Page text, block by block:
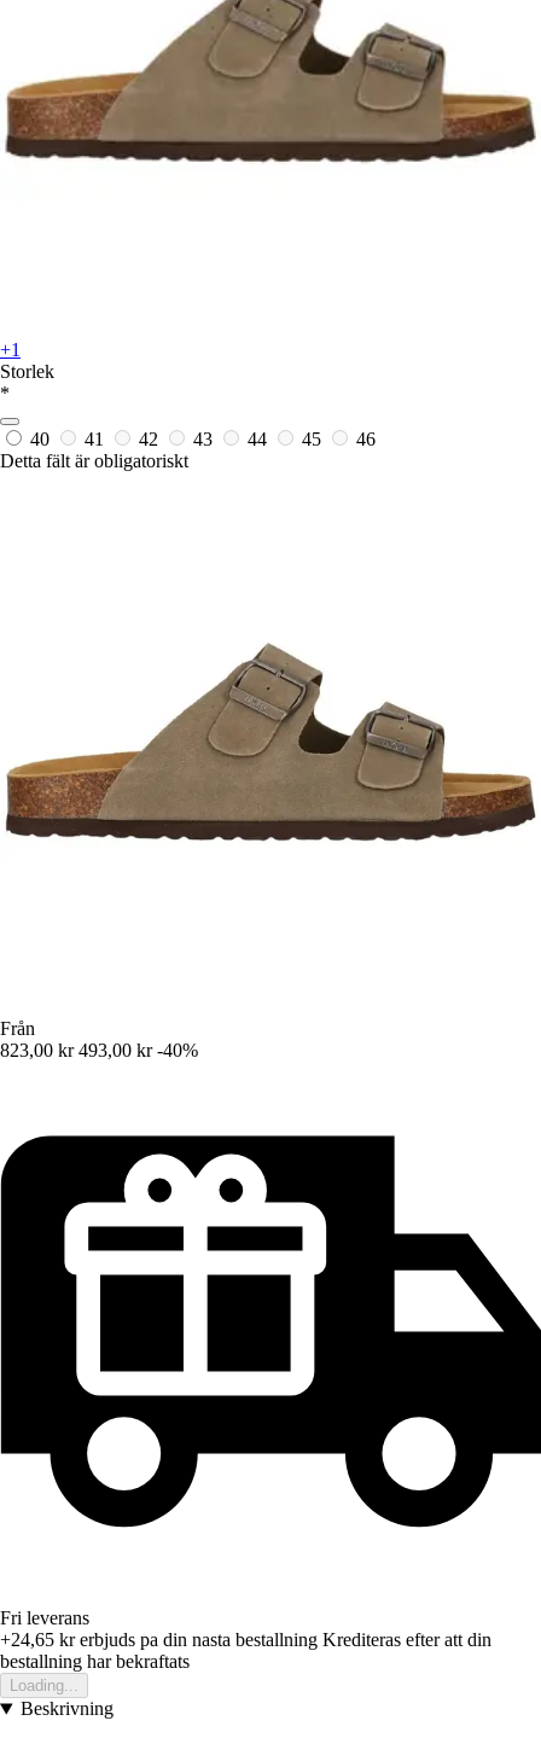
+1
Storlek
*
40 41 42 43 44 45
46
Detta fält är obligatoriskt
Från
823,00 kr 493,00 kr -40%
Fri leverans
+24,65 krerbjuds pa din nasta bestallning Krediteras efter att din
bestallning har bekraftats
Loading...
Beskrivning